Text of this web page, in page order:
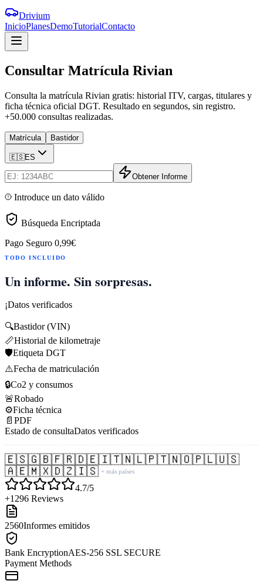
Drivium
InicioPlanesDemoTutorialContacto
Consultar Matrícula Rivian
Consulta la matrícula Rivian gratis: historial ITV, cargas, titulares y
ficha técnica oficial DGT. Resultado en segundos, sin registro.
+50.000 consultas realizadas.
Matrícula Bastidor
🇪🇸ES
Obtener Informe
Introduce un dato válido
Búsqueda Encriptada
Pago Seguro 0,99€
TODO INCLUIDO
Un informe. Sin sorpresas.
¡Datos verificados
🔍Bastidor (VIN)
📏Historial de kilometraje
🛡️Etiqueta DGT
⚠️Fecha de matriculación
🔒Co2 y consumos
🚨Robado
⚙️Ficha técnica
📄 PDF
Estado de consultaDatos verificados
🇪🇸🇬🇧🇫🇷🇩🇪🇮🇹🇳🇱🇵🇹🇳🇴🇵🇱🇺🇸
🇦🇪🇲🇽🇩🇿🇮🇸 + más países
4.7/5
+1296 Reviews
2560Informes emitidos
Bank EncryptionAES-256 SSL SECURE
Payment Methods